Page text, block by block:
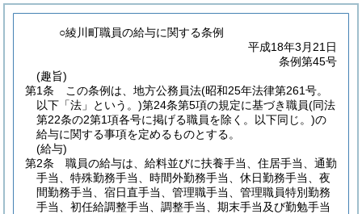
○綾川町職員の給与に関する条例
平成18年3月21日
条例第45号
(趣旨)
第1条
この条例は、地方公務員法(昭和25年法律第261号。
以下「法」という。)第24条第5項の規定に基づき職員(同法
第22条の2第1項各号に掲げる職員を除く。以下同じ。)の
給与に関する事項を定めるものとする。
(給与)
第2条
職員の給与は、給料並びに扶養手当、住居手当、通勤
手当、特殊勤務手当、時間外勤務手当、休日勤務手当、夜
間勤務手当、宿日直手当、管理職手当、管理職員特別勤務
手当、初任給調整手当、調整手当、期末手当及び勤勉手当